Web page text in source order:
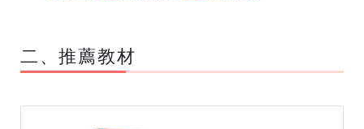
​二、推薦教材